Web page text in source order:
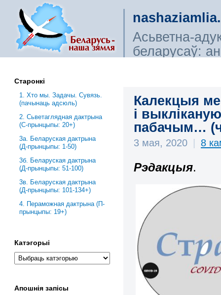
Асьветна-
беларусаў:
Калекцыя
і
пабачым…
3 мая, 2020 | 8
Рэдакцыя.
Старонкі
1. Хто мы. Задачы. Сувязь.
(пачынаць адсюль)
2. Сьветаглядная дактрына
(С-прынцыпы: 20+)
3a. Беларуская дактрына
(Д-прынцыпы: 1-50)
3б. Беларуская дактрына
(Д-прынцыпы: 51-100)
3в. Беларуская дактрына
(Д-прынцыпы: 101-134+)
4. Пераможная дактрына (П-
прынцыпы: 19+)
Катэгорыі
Апошнія запісы